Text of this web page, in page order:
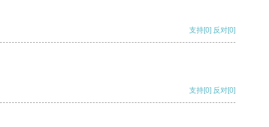
支持[0] 反对[0]
支持[0] 反对[0]